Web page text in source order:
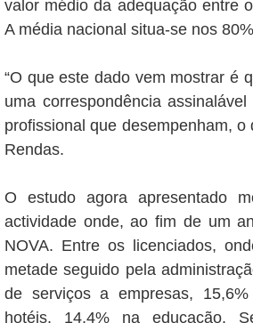
valor médio da adequação entre
A média nacional situa-se nos
“O que este dado vem mostrar é
uma correspondência
profissional que desempenham,
Rendas.
O estudo agora apresentado
actividade onde, ao fim de um
NOVA. Entre os licenciados,
metade seguido pela
de serviços a empresas,
hotéis, 14,4% na educação.